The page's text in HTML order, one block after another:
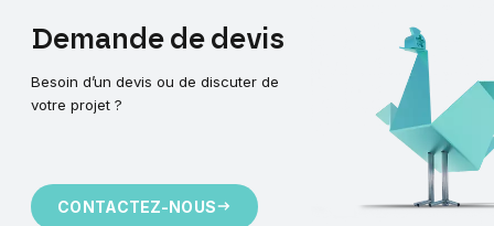
Demande de devis
Besoin d’un devis ou de discuter de
votre projet ?
CONTACTEZ-NOUS